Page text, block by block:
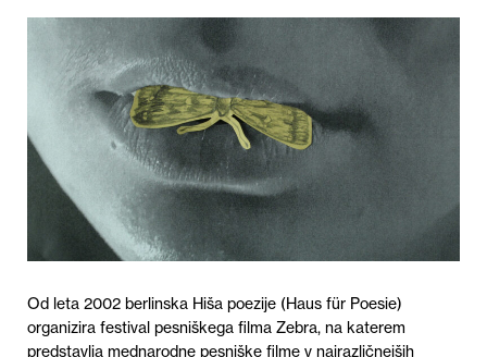
Od leta 2002 berlinska Hiša poezije (Haus für Poesie)
organizira festival pesniškega filma Zebra, na katerem
predstavlja mednarodne pesniške filme v najrazličnejših